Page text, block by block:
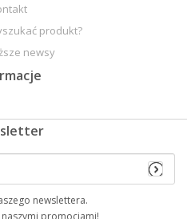
produkt?
newsy
newslettera.